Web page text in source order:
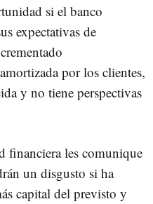
si el banco
expectativas de
por los clientes,
y no tiene perspectivas
financiera les comunique
un disgusto si ha
capital del previsto y